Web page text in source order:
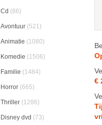
Cd (86)
Avontuur (521)
Animatie (1080) Animatie-filter
Komedie (1506) Komedie-filter
Familie (1484) Familie-filter
Horror (665)
Thriller (1286) Thriller-filter toepassen
Disney dvd (73) Disney dvd-filter
€